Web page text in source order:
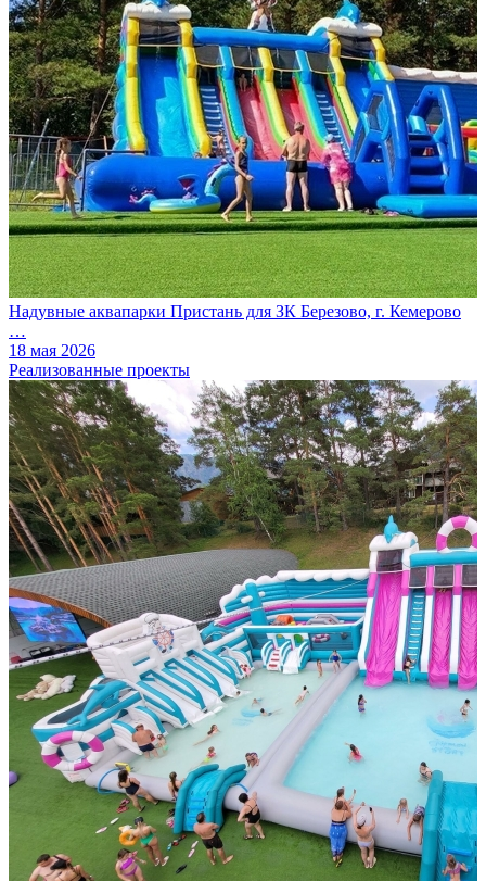
Надувные аквапарки Пристань для ЗК Березово, г. Кемерово
…
18 мая 2026
Реализованные проекты